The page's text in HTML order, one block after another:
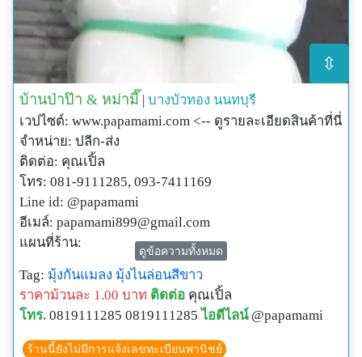
⇳
บ้านป่าป๊า & หม่ามี๊ | บางบัวทอง นนทบุรี
เวปไซต์: www.papamami.com <-- ดูรายละเอียดสินค้าที่นี่
จำหน่าย: ปลีก-ส่ง
ติดต่อ: คุณเปิ้ล
โทร: 081-9111285, 093-7411169
Line id: @papamami
อีเมล์: papamami899@gmail.com
แผนที่ร้าน:
http://www.papamami.com/index.phplay=show&ac=arti
cle&Id=539360476
พิกัดGPSของร้าน:
N13o54' 12.3"
E100o24' 27.8"
ดูข้อความทั้งหมด
Tag: มุ้งกันแมลง มุ้งไนล่อนสีขาว
ราคาม้วนละ 1.00 บาท ติดต่อ คุณเปิ้ล
โทร. 0819111285 0819111285 ไอดีไลน์ @papamami
ร้านนี้ยังไม่มีการแจ้งเลขทะเบียนพานิชย์